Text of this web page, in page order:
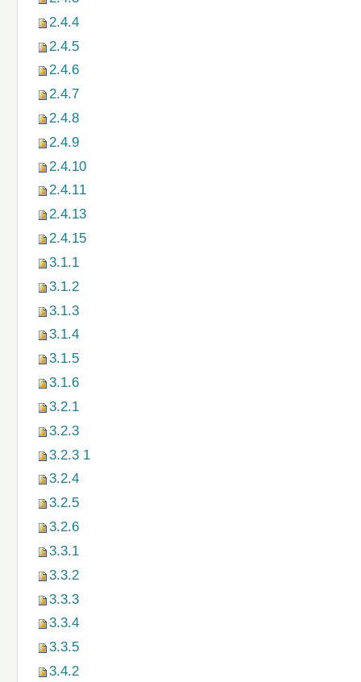
2.4.4
2.4.5
2.4.6
2.4.7
2.4.8
2.4.9
2.4.10
2.4.11
2.4.13
2.4.15
3.1.1
3.1.2
3.1.3
3.1.4
3.1.5
3.1.6
3.2.1
3.2.3
3.2.3 1
3.2.4
3.2.5
3.2.6
3.3.1
3.3.2
3.3.3
3.3.4
3.3.5
3.4.2